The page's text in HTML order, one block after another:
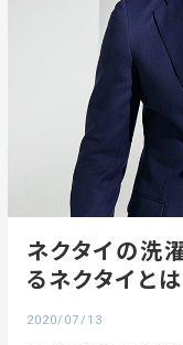
ネクタイの洗
るネクタイとは
2020/07/13